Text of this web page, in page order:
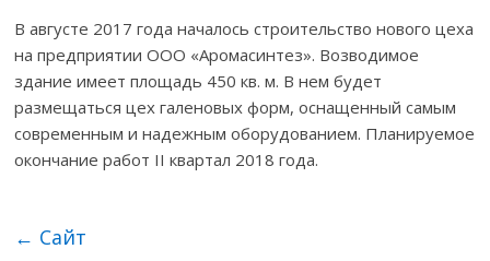
В августе 2017 года началось строительство нового цеха
на предприятии ООО «Аромасинтез». Возводимое
здание имеет площадь 450 кв. м. В нем будет
размещаться цех галеновых форм, оснащенный самым
современным и надежным оборудованием. Планируемое
окончание работ II квартал 2018 года.
← Сайт